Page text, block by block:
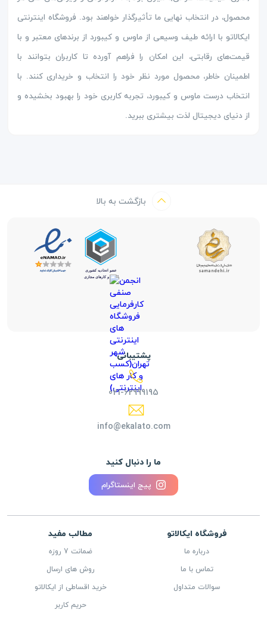
محصول، در انتخاب نهایی ما تأثیرگذار خواهند بود. فروشگاه اینترنتی
ایکالاتو با ارائه طیف وسیعی از ماوس و کیبورد از برندهای معتبر و با
قیمت‌های رقابتی، این امکان را فراهم آورده تا کاربران بتوانند با
اطمینان خاطر، محصول مورد نظر خود را انتخاب و خریداری کنند. با
انتخاب درست ماوس و کیبورد، تجربه کاربری خود را بهبود بخشیده و
از دنیای دیجیتال لذت بیشتری ببرید.
بازگشت به بالا
ما را دنبال کنید
پیج اینستاگرام
پشتیبانی
021-62999195
info@ekalato.com
مطالب مفید
ضمانت 7 روزه
روش های ارسال
خرید اقساطی از ایکالاتو
حریم کاربر
فروشگاه ایکالاتو
درباره ما
تماس با ما
سوالات متداول